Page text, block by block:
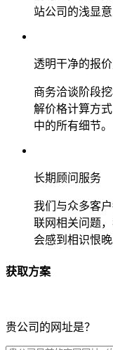
站公司的浅显意
透明干净的报
商务洽谈阶段
解价格计算方
中的所有细节。
长期顾问服务
我们与众多客
联网相关问题
会感到相识恨晚
获取方案
贵公司的网址是？